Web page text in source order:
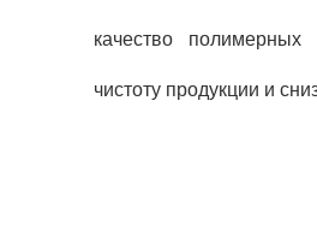
качество полимерных
чистоту продукции и